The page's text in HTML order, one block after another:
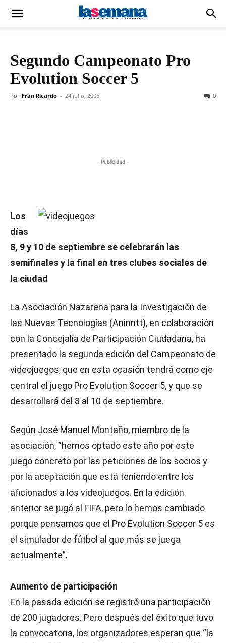
Segundo Campeonato Pro
Evolution Soccer 5
Por Fran Ricardo - 24 julio, 2006 0
- Publicidad -
Los
días
8, 9 y 10 de septiembre se celebrarán las
semifinales y la final en tres clubes sociales de
la ciudad
La Asociación Nazarena para la Investigación de
las Nuevas Tecnologías (Aninntt), en colaboración
con la Concejalía de Participación Ciudadana, ha
presentado la segunda edición del Campeonato de
videojuegos, que en esta ocasión tendrá como eje
central el juego Pro Evolution Soccer 5, y que se
desarrollará del 8 al 10 de septiembre.
Según José Manuel Montaño, miembro de la
asociación, “hemos optado este año por este
juego concreto por las peticiones de los socios y
por la aceptación que está teniendo entre los
aficionados a los videojuegos. En la edición
anterior se jugó al FIFA, pero lo hemos cambiado
porque pensamos que el Pro Evolution Soccer 5 es
el simulador de fútbol al que más se juega
actualmente”.
Aumento de participación
En la pasada edición se registró una participación
de 200 jugadores. Pero después del éxito que tuvo
la convocatoria, los organizadores esperan que “la